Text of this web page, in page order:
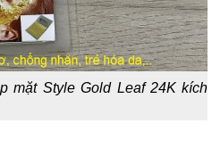
mặt Style Gold Leaf 24K kích